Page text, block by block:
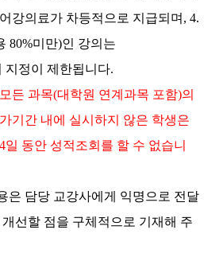
강의료가 차등적으로 지급되며, 4.
80%미만)인 강의는
정이 제한됩니다.
든 과목(대학원 연계과목 포함)의
기간 내에 실시하지 않은 학생은
동안 성적조회를 할 수 없습니
은 담당 교강사에게 익명으로 전달
선할 점을 구체적으로 기재해 주